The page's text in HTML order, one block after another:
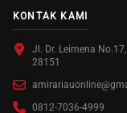
KONTAK KAMI
Jl. Dr. Leimena
28151
0812-7036-4999